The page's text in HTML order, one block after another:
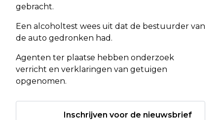
gebracht.
Een alcoholtest wees uit dat de bestuurder van
de auto gedronken had.
Agenten ter plaatse hebben onderzoek
verricht en verklaringen van getuigen
opgenomen.
Inschrijven voor de nieuwsbrief